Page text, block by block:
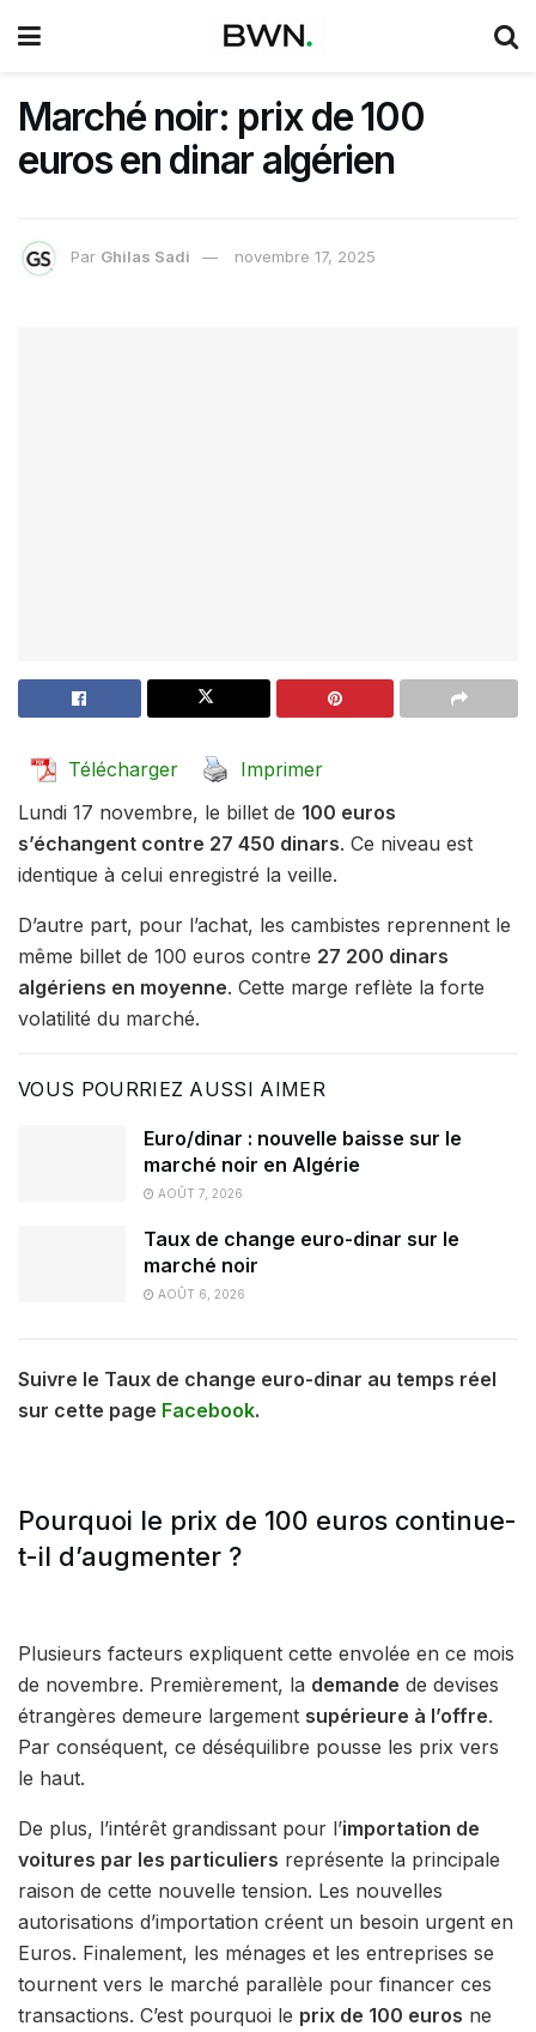
Marché noir: prix de 100
euros en dinar algérien
Par Ghilas Sadi novembre 17, 2025
Télécharger
Imprimer
Lundi 17 novembre, le billet de 100 euros
s’échangent contre 27 450 dinars. Ce niveau est
identique à celui enregistré la veille.
D’autre part, pour l’achat, les cambistes reprennent le
même billet de 100 euros contre 27 200 dinars
algériens en moyenne. Cette marge reflète la forte
volatilité du marché.
VOUS POURRIEZ AUSSI AIMER
Euro/dinar : nouvelle baisse sur le
marché noir en Algérie
AOÛT 7, 2026
Taux de change euro-dinar sur le
marché noir
AOÛT 6, 2026
Suivre le Taux de change euro-dinar au temps réel
sur cette page Facebook.
Pourquoi le prix de 100 euros continue-
t-il d’augmenter ?
Plusieurs facteurs expliquent cette envolée en ce mois
de novembre. Premièrement, la demande de devises
étrangères demeure largement supérieure à l’offre.
Par conséquent, ce déséquilibre pousse les prix vers
le haut.
De plus, l’intérêt grandissant pour l’importation de
voitures par les particuliers représente la principale
raison de cette nouvelle tension. Les nouvelles
autorisations d’importation créent un besoin urgent en
Euros. Finalement, les ménages et les entreprises se
tournent vers le marché parallèle pour financer ces
transactions. C’est pourquoi le prix de 100 euros ne